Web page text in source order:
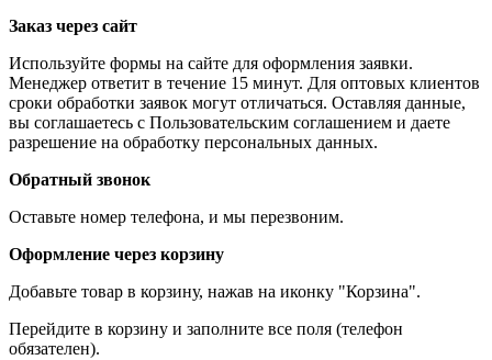
Заказ через сайт
Используйте формы на сайте для оформления заявки.
Менеджер ответит в течение 15 минут. Для оптовых клиентов
сроки обработки заявок могут отличаться. Оставляя данные,
вы соглашаетесь с Пользовательским соглашением и даете
разрешение на обработку персональных данных.
Обратный звонок
Оставьте номер телефона, и мы перезвоним.
Оформление через корзину
Добавьте товар в корзину, нажав на иконку "Корзина".
Перейдите в корзину и заполните все поля (телефон
обязателен).